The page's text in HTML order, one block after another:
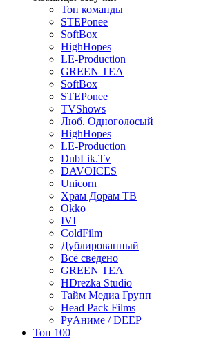
Топ команды
STEPonee
SoftBox
HighHopes
LE-Production
GREEN TEA
SoftBox
STEPonee
TVShows
Люб. Одноголосый
HighHopes
LE-Production
DubLik.Tv
DAVOICES
Unicorn
Храм Дорам ТВ
Okko
IVI
ColdFilm
Дублированный
Всё сведено
GREEN TEA
HDrezka Studio
Тайм Медиа Групп
Head Pack Films
РуАниме / DEEP
Топ 100